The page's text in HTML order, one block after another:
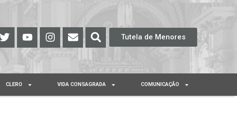
Tutela de Menores
CLERO VIDA CONSAGRADA COMUNICAÇÃO